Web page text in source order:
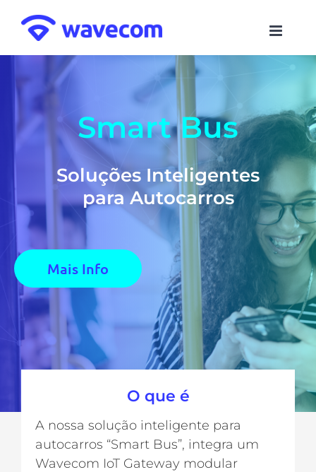
Smart Bus
Soluções Inteligentes
para Autocarros
Mais Info
O que é
A nossa solução inteligente para
autocarros “Smart Bus”, integra um
Wavecom IoT Gateway modular